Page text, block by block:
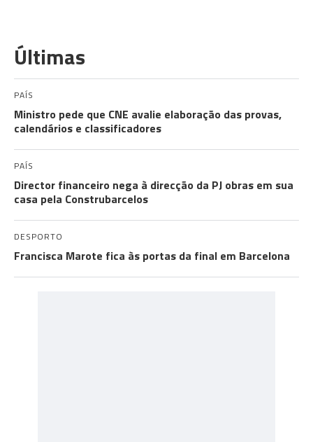
Últimas
PAÍS
Ministro pede que CNE avalie elaboração das provas,
calendários e classificadores
PAÍS
Director financeiro nega à direcção da PJ obras em sua
casa pela Construbarcelos
DESPORTO
Francisca Marote fica às portas da final em Barcelona